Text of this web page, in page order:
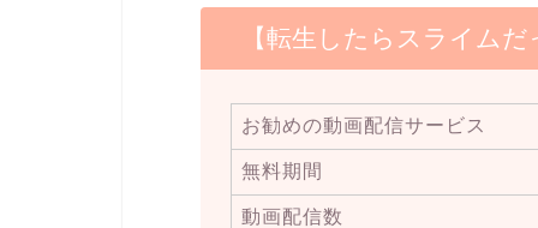
【転生したらスライム
お勧めの動画配信サービス
無料期間
動画配信数